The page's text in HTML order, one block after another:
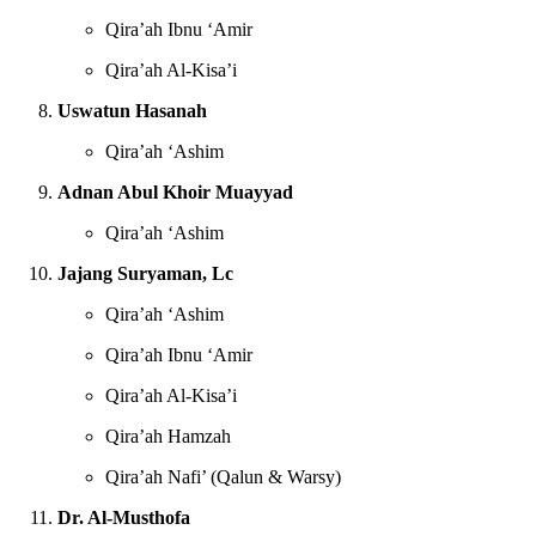
Qira’ah Ibnu ‘Amir
Qira’ah Al-Kisa’i
Uswatun Hasanah
Qira’ah ‘Ashim
Adnan Abul Khoir Muayyad
Qira’ah ‘Ashim
Jajang Suryaman, Lc
Qira’ah ‘Ashim
Qira’ah Ibnu ‘Amir
Qira’ah Al-Kisa’i
Qira’ah Hamzah
Qira’ah Nafi’ (Qalun & Warsy)
Dr. Al-Musthofa